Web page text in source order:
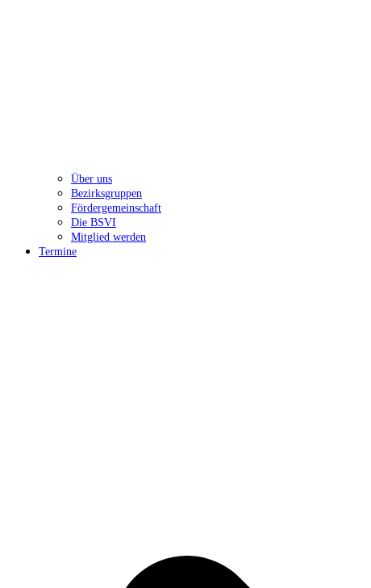
Über uns
Bezirksgruppen
Fördergemeinschaft
Die BSVI
Mitglied werden
Termine